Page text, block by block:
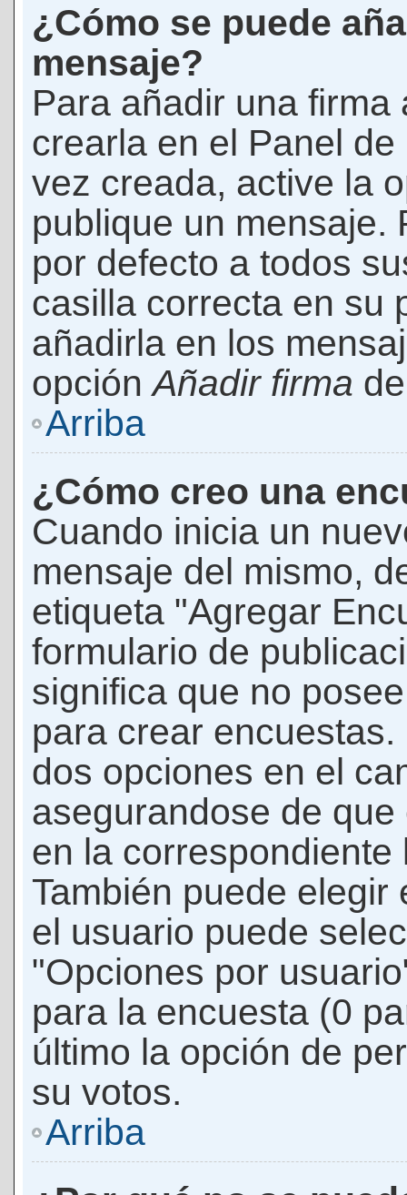
¿Cómo se puede
mensaje?
Para añadir una
crearla en el Panel
vez creada, active la
publique un mensaje.
por defecto a todos
casilla correcta en su
añadirla en los
opciónAñadir firma
Arriba
¿Cómo creo una
Cuando inicia un
mensaje del mismo,
etiqueta "Agregar
formulario de
significa que no
para crear
dos opciones en el
asegurandose de
en la
También puede
el usuario puede
"Opciones por
para la encuesta (0
último la opción de
su votos.
Arriba